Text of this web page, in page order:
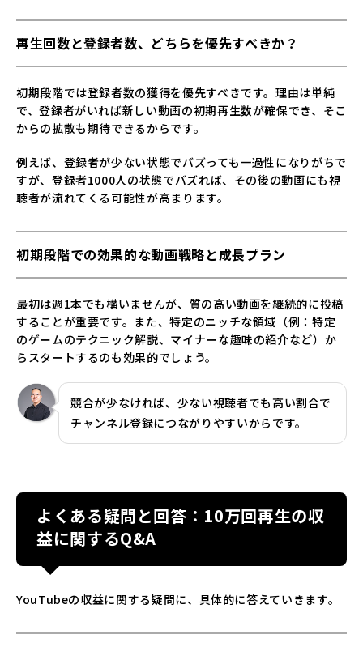
再生回数と登録者数、どちらを優先すべきか？
初期段階では登録者数の獲得を優先すべきです。理由は単純
で、登録者がいれば新しい動画の初期再生数が確保でき、そこ
からの拡散も期待できるからです。
例えば、登録者が少ない状態でバズっても一過性になりがちで
すが、登録者1000人の状態でバズれば、その後の動画にも視
聴者が流れてくる可能性が高まります。
初期段階での効果的な動画戦略と成長プラン
最初は週1本でも構いませんが、質の高い動画を継続的に投稿
することが重要です。また、特定のニッチな領域（例：特定
のゲームのテクニック解説、マイナーな趣味の紹介など）か
らスタートするのも効果的でしょう。
競合が少なければ、少ない視聴者でも高い割合で
チャンネル登録につながりやすいからです。
よくある疑問と回答：10万回再生の収
益に関するQ&A
YouTubeの収益に関する疑問に、具体的に答えていきます。